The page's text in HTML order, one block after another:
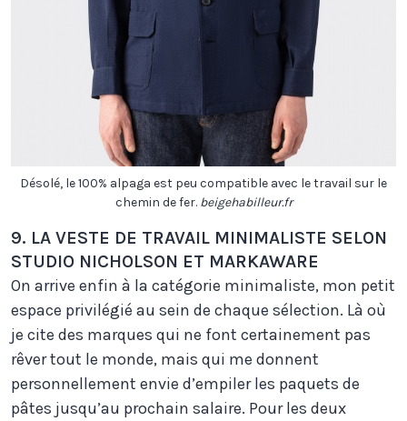
Désolé, le 100% alpaga est peu compatible avec le travail sur le
chemin de fer. beigehabilleur.fr
9. LA VESTE DE TRAVAIL MINIMALISTE SELON
STUDIO NICHOLSON ET MARKAWARE
On arrive enfin à la catégorie minimaliste, mon petit
espace privilégié au sein de chaque sélection. Là où
je cite des marques qui ne font certainement pas
rêver tout le monde, mais qui me donnent
personnellement envie d’empiler les paquets de
pâtes jusqu’au prochain salaire. Pour les deux